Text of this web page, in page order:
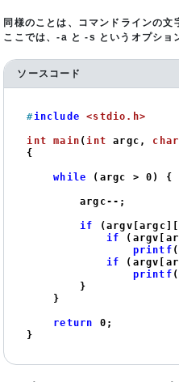
同様のことは、コマンドラインの文
ここでは、-a と -s というオプショ
ソースコード
#include <stdio.h>
int main (int argc, char
{
while (argc > 0 ) {
        argc--;
if (argv[argc][
if
printf (
if
printf (
return 0 ;
}